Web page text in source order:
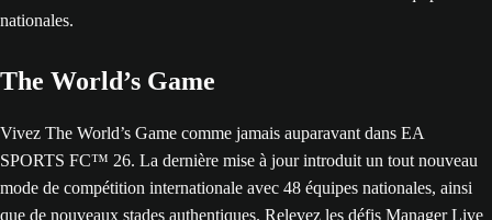
The World’s Game
Vivez The World’s Game comme jamais auparavant dans EA
SPORTS FC™ 26. La dernière mise à jour introduit un tout nouveau
mode de compétition internationale avec 48 équipes nationales, ainsi
que de nouveaux stades authentiques. Relevez les défis Manager Live